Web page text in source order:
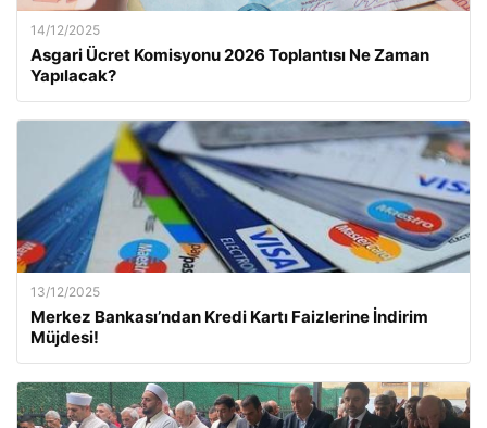
14/12/2025
Asgari Ücret Komisyonu 2026 Toplantısı Ne Zaman
Yapılacak?
13/12/2025
Merkez Bankası’ndan Kredi Kartı Faizlerine İndirim
Müjdesi!